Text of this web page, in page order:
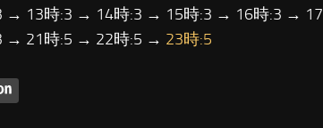
→ 13時:3 → 14時:3 → 15時:3 → 16時:3 → 17
→ 21時:5 → 22時:5 → 23時:5